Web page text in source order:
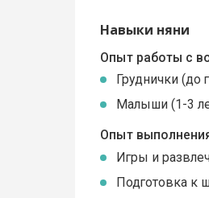
Навыки няни
Опыт работы с
Груднички (до
Малыши (1-3
Опыт
Игры и
Подготовка к